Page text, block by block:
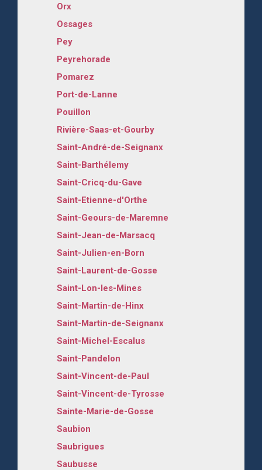
Orx
Ossages
Pey
Peyrehorade
Pomarez
Port-de-Lanne
Pouillon
Rivière-Saas-et-Gourby
Saint-André-de-Seignanx
Saint-Barthélemy
Saint-Cricq-du-Gave
Saint-Etienne-d'Orthe
Saint-Geours-de-Maremne
Saint-Jean-de-Marsacq
Saint-Julien-en-Born
Saint-Laurent-de-Gosse
Saint-Lon-les-Mines
Saint-Martin-de-Hinx
Saint-Martin-de-Seignanx
Saint-Michel-Escalus
Saint-Pandelon
Saint-Vincent-de-Paul
Saint-Vincent-de-Tyrosse
Sainte-Marie-de-Gosse
Saubion
Saubrigues
Saubusse